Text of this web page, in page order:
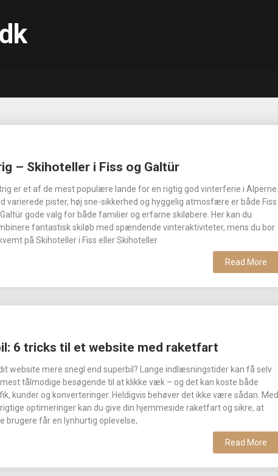
– Skihoteller i Fiss og Galtür
er et af de mest populære lande for en rigtig god vinterferie i Alperne.
varierede pister, høj sne-sikkerhed og hyggelig atmosfære er både Fiss
gode valg for både familier og erfarne skiløbere. Her kan du
fantastisk skiløb med spændende vinteraktiviteter, mens du bor
på Skihoteller i Fiss eller Skihoteller
Read More
6 tricks til et website med raketfart
website mere snegl end superbil? Lange indlæsningstider kan få selv
tålmodige besøgende til at klikke væk – og det kan koste både
kunder og konverteringer. Heldigvis behøver det ikke være sådan. Med
optimeringer kan du give din hjemmeside raketfart og sikre, at
brugere får en lynhurtig oplevelse,
Read More